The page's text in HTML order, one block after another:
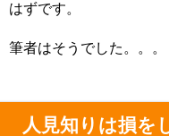
はずです。
筆者はそうでした。。。
人見知りは損を